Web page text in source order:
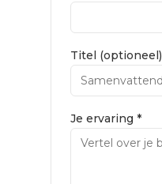
Titel (optioneel)
Je ervaring *